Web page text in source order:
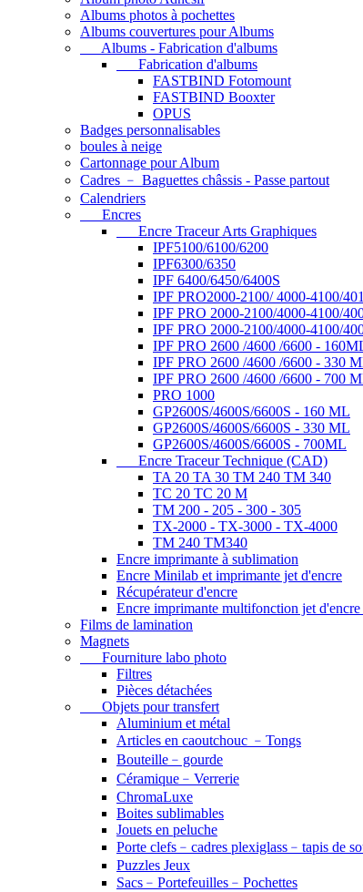
Albums photos à pochettes
Albums couvertures pour Albums
Albums - Fabrication d'albums
Fabrication d'albums
FASTBIND Fotomount
FASTBIND Booxter
OPUS
Badges personnalisables
boules à neige
Cartonnage pour Album
Cadres ﹣ Baguettes châssis - Passe partout
Calendriers
Encres
Encre Traceur Arts Graphiques
IPF5100/6100/6200
IPF6300/6350
IPF 6400/6450/6400S
IPF PRO2000-2100/ 4000-4100/
IPF PRO 2000-2100/4000-4100/
IPF PRO 2000-2100/4000-4100/
IPF PRO 2600 /4600 /6600 -
IPF PRO 2600 /4600 /6600 - 330
IPF PRO 2600 /4600 /6600 - 700
PRO 1000
GP2600S/4600S/6600S - 160 ML
GP2600S/4600S/6600S - 330 ML
GP2600S/4600S/6600S - 700ML
Encre Traceur Technique (CAD)
TA 20 TA 30 TM 240 TM 340
TC 20 TC 20 M
TM 200 - 205 - 300 - 305
TX-2000 - TX-3000 - TX-4000
TM 240 TM340
Encre imprimante à sublimation
Encre Minilab et imprimante jet d'encre
Récupérateur d'encre
Encre imprimante multifonction jet d'encre
Films de lamination
Magnets
Fourniture labo photo
Filtres
Pièces détachées
Objets pour transfert
Aluminium et métal
Articles en caoutchouc ﹣Tongs
Bouteille﹣gourde
Céramique﹣Verrerie
ChromaLuxe
Boites sublimables
Jouets en peluche
Porte clefs﹣cadres plexiglass﹣tapis de
Puzzles Jeux
Sacs﹣Portefeuilles﹣Pochettes